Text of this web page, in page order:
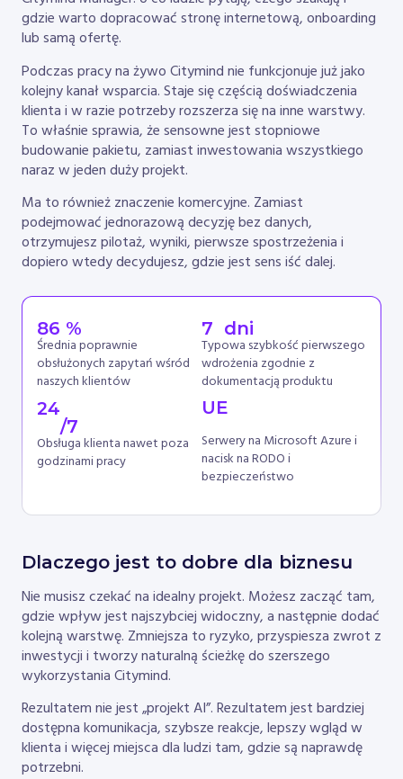
gdzie warto dopracować stronę internetową, onboarding
lub samą ofertę.
Podczas pracy na żywo Citymind nie funkcjonuje już jako
kolejny kanał wsparcia. Staje się częścią doświadczenia
klienta i w razie potrzeby rozszerza się na inne warstwy.
To właśnie sprawia, że sensowne jest stopniowe
budowanie pakietu, zamiast inwestowania wszystkiego
naraz w jeden duży projekt.
Ma to również znaczenie komercyjne. Zamiast
podejmować jednorazową decyzję bez danych,
otrzymujesz pilotaż, wyniki, pierwsze spostrzeżenia i
dopiero wtedy decydujesz, gdzie jest sens iść dalej.
Średnia poprawnie
obsłużonych zapytań wśród
naszych klientów
86 %
Typowa szybkość pierwszego
wdrożenia zgodnie z
dokumentacją produktu
7
  dni
Obsługa klienta nawet poza
godzinami pracy
24
/7
UE
Serwery na Microsoft Azure i
nacisk na RODO i
bezpieczeństwo
Dlaczego jest to dobre dla biznesu
Nie musisz czekać na idealny projekt. Możesz zacząć tam,
gdzie wpływ jest najszybciej widoczny, a następnie dodać
kolejną warstwę. Zmniejsza to ryzyko, przyspiesza zwrot z
inwestycji i tworzy naturalną ścieżkę do szerszego
wykorzystania Citymind.
Rezultatem nie jest „projekt AI”. Rezultatem jest bardziej
dostępna komunikacja, szybsze reakcje, lepszy wgląd w
klienta i więcej miejsca dla ludzi tam, gdzie są naprawdę
potrzebni.